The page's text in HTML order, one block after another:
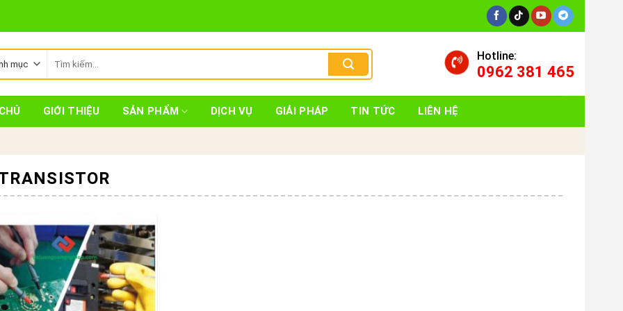
kiếm:
Hotline:
0962 381 465
GIỚI THIỆU SẢN PHẨM DỊCH VỤ GIẢI PHÁP TIN TỨC LIÊN HỆ